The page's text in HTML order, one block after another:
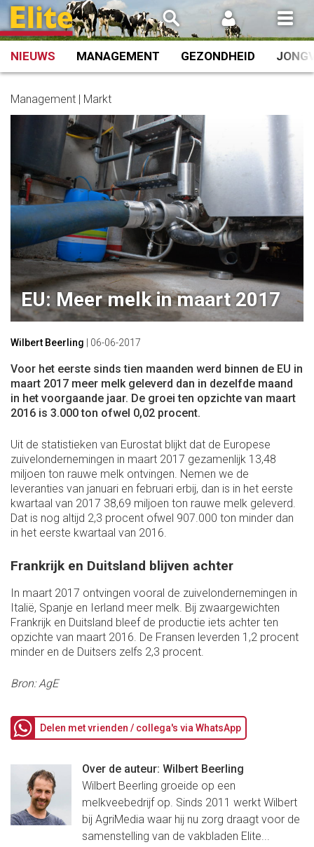
Spring
naar
inhoud
NIEUWS MANAGEMENT GEZONDHEID
Management | Markt
EU: Meer melk in maart 2017
Wilbert Beerling 06-06-2017
Voor het eerste sinds tien maanden werd binnen de EU in
maart 2017 meer melk geleverd dan in dezelfde maand
in het voorgaande jaar. De groei ten opzichte van maart
2016 is 3.000 ton ofwel 0,02 procent.
Uit de statistieken van Eurostat blijkt dat de Europese
zuivelondernemingen in maart 2017 gezamenlijk 13,48
miljoen ton rauwe melk ontvingen. Nemen we de
leveranties van januari en februari erbij, dan is in het eerste
kwartaal van 2017 38,69 miljoen ton rauwe melk geleverd.
Dat is nog altijd 2,3 procent ofwel 907.000 ton minder dan
in het eerste kwartaal van 2016.
Frankrijk en Duitsland blijven achter
In maart 2017 ontvingen vooral de zuivelondernemingen in
Italië, Spanje en Ierland meer melk. Bij zwaargewichten
Frankrijk en Duitsland bleef de productie iets achter ten
opzichte van maart 2016. De Fransen leverden 1,2 procent
minder en de Duitsers zelfs 2,3 procent.
Bron: AgE
Delen met vrienden / collega's via WhatsApp
Over de auteur: Wilbert Beerling
Wilbert Beerling groeide op een
melkveebedrijf op. Sinds 2011 werkt Wilbert
bij AgriMedia waar hij nu zorg draagt voor de
samenstelling van de vakbladen Elite...